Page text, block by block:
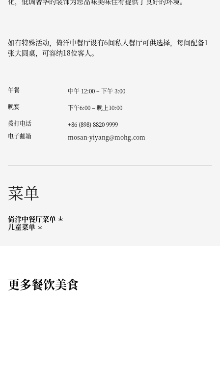
如有特殊活动，倚洋中餐厅设有6间私人餐厅可供选择，每间配备1
张大圆桌，可容纳18位客人。
午餐
中午 12:00 – 下午 3:00
晚宴
下午6:00 – 晚上10:00
拨打电话
+86 (898) 8820 9999
电子邮箱
mosan-yiyang@mohg.com
菜单
倚洋中餐厅菜单
儿童菜单
更多餐饮美食